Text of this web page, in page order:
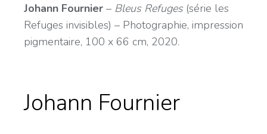
Johann Fournier – Bleus Refuges(série les
Refuges invisibles) – Photographie, impression
pigmentaire, 100 x 66 cm, 2020.
Johann Fournier